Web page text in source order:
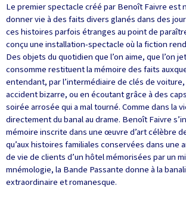
Le premier spectacle créé par Benoît Faivre est
donner vie à des faits divers glanés dans des
ces histoires parfois étranges au point de
conçu une installation-spectacle où la fiction
Des objets du quotidien que l’on aime, que l’on
consomme restituent la mémoire des faits
entendant, par l’intermédiaire de clés de
accident bizarre, ou en écoutant grâce à des
soirée arrosée qui a mal tourné. Comme dans la
directement du banal au drame. Benoît Faivre
mémoire inscrite dans une œuvre d’art célèbre
qu’aux histoires familiales conservées dans une
de vie de clients d’un hôtel mémorisées par un
mnémologie, la Bande Passante donne à la
extraordinaire et romanesque.